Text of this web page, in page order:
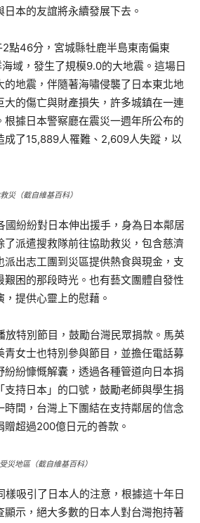
本的友誼將永續發展下去。
點46分，宮城縣牡鹿半島東南偏東
域，發生了規模9.0的大地震。這場日
的地震，伴隨著海嘯侵襲了日本東北地
大的傷亡與財產損失，許多城鎮在一連
根據日本警察廳在震災一週年所公布的
成了15,889人罹難、2,609人失蹤，以
災（截自維基百科）
紛紛對日本伸出援手，身為日本鄰居
了派遣搜救隊前往協助救災，包含慈濟
派出志工團到災區提供熱食與現金，支
艱困的那段時光。也有藝文團體自發性
提供心靈上的慰藉。
特別節目，鼓勵台灣民眾捐款。馬英
青女士也特別參與節目，並擔任電話募
紛紛慷慨解囊，透過各種管道向日本捐
支持日本」的口號，鼓勵老師與學生捐
時間，台灣上下團結在支持鄰居的信念
超過200億日元的善款。
災地區（截自維基百科）
吸引了日本人的注意，根據這十年日
顯示，絕大多數的日本人對台灣抱持著